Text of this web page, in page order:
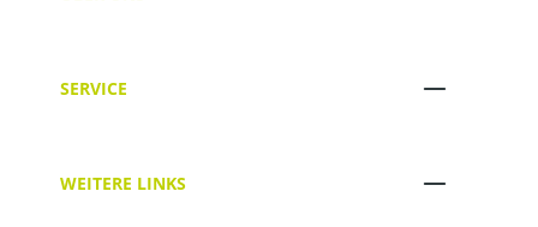
SERVICE
WEITERE LINKS